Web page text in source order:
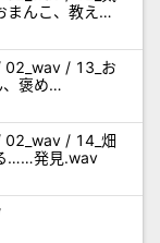
んこ、教え
/ 13_お
褒め
/ 14_畑
……発見.wav